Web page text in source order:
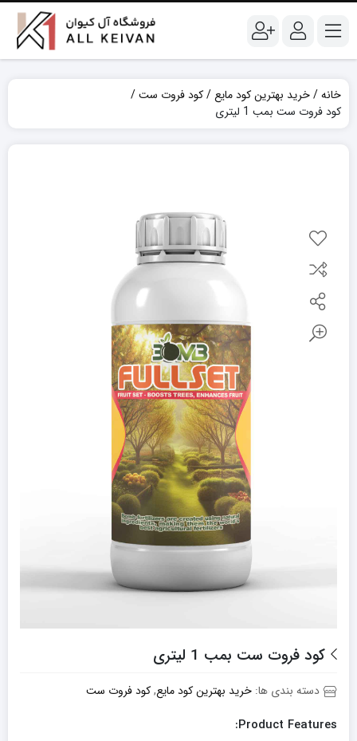
خانه خرید بهترین کود مایع
کود فروت ست
کود فروت ست بمب 1 لیتری
کود فروت ست بمب 1 لیتری
دسته بندی ها: خرید بهترین کود مایع,کود فروت ست
Product Features: